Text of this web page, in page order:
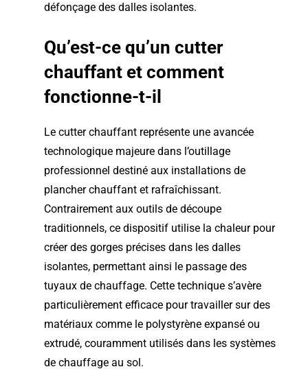
défonçage des dalles isolantes.
Qu’est-ce qu’un cutter
chauffant et comment
fonctionne-t-il
Le cutter chauffant représente une avancée
technologique majeure dans l’outillage
professionnel destiné aux installations de
plancher chauffant et rafraîchissant.
Contrairement aux outils de découpe
traditionnels, ce dispositif utilise la chaleur pour
créer des gorges précises dans les dalles
isolantes, permettant ainsi le passage des
tuyaux de chauffage. Cette technique s’avère
particulièrement efficace pour travailler sur des
matériaux comme le polystyrène expansé ou
extrudé, couramment utilisés dans les systèmes
de chauffage au sol.